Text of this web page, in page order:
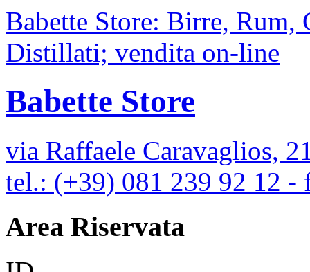
Babette Store: Birre,
Distillati; vendita on-line
Babette Store
via Raffaele Caravaglios,
tel.: (+39) 081 239 92 12 -
Area Riservata